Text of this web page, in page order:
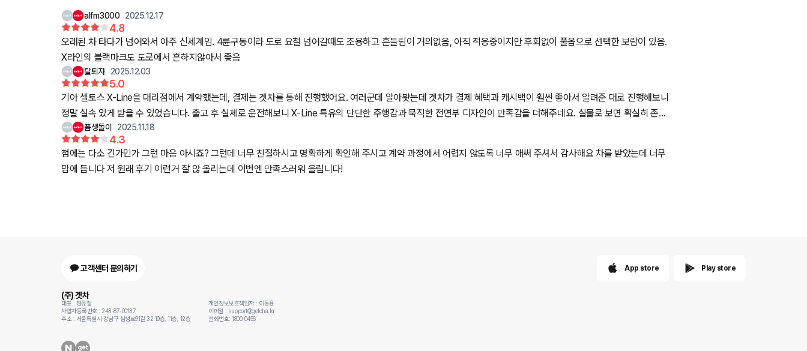
alfm3000 2025.12.17
4.8
오래된 차 타다가 넘어와서 아주 신세계임. 4륜구동이라 도로 요철 넘어갈때도 조용하고 흔들림이 거의없음, 아직 적응중이지만 후회없이 풀옵으로 선택한 보람이 있음.
X라인의 블랙마크도 도로에서 흔하지않아서 좋음
탈퇴자 2025.12.03
5.0
기아 셀토스 X-Line을 대리점에서 계약했는데, 결제는 겟차를 통해 진행했어요. 여러군데 알아봣는데 겟차가 결제 혜택과 캐시백이 훨씬 좋아서 알려준 대로 진행해보니
정말 실속 있게 받을 수 있었습니다. 출고 후 실제로 운전해보니 X-Line 특유의 단단한 주행감과 묵직한 전면부 디자인이 만족감을 더해주네요. 실물로 보면 확실히 존재
감 있고, 주행 안정감도 좋아서 초보자도 부담 없이 탈 수 있었습니다. 캐시백도 덤으로 받아서 옵션 하나 공짜로 받은기분이 드네요 무엇보다 겟차 결제 과정이 빠르고 간
편했고, 중간중간 안내도 세세하게 챙겨줘서 믿고 진행할 수 있었어요. 덕분에 훨씬 알찬 혜택을 받아서 너무 만족합니다. 좋은 차, 좋은 혜택까지 덤으로 챙겨준 겟차 덕분
에 기분 좋은 출고였어요. 앞으로도 주변에 추천하고 싶은 서비스입니다! 🚗✨
폼생돌이 2025.11.18
4.3
첨에는 다소 긴가민가 그런 마음 아시죠? 그런데 너무 친절하시고 명확하게 확인해 주시고 계약 과정에서 어렵지 않도록 너무 애써 주셔서 감사해요 차를 받았는데 너무
맘에 듭니다 저 원래 후기 이런거 잘 않 올리는데 이번엔 만족스러워 올립니다!
고객센터 문의하기 App store Play store
(주) 겟차
대표 : 정유철
사업자등록번호 : 243-87-00137
주소 : 서울특별시 강남구 삼성로91길 32 10층, 11층, 12층
개인정보보호책임자 : 이동용
이메일 : support@getcha.kr
전화번호: 1800-0456